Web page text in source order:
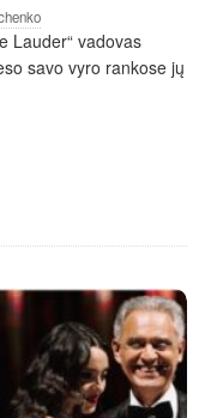
Lauder“ vadovas
savo vyro rankose jų